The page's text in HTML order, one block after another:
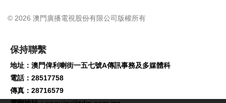
© 2026 澳門廣播電視股份有限公司版權所有
保持聯繫
地址：澳門俾利喇街一五七號A傳訊事務及多媒體科
電話：28517758
傳真：28716579